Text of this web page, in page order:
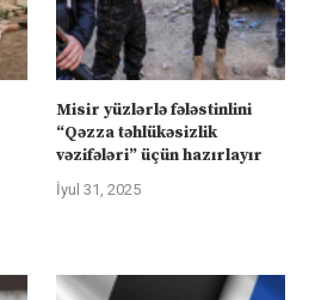
Misir yüzlərlə fələstinlini
“Qəzza təhlükəsizlik
vəzifələri” üçün hazırlayır
İyul 31, 2025